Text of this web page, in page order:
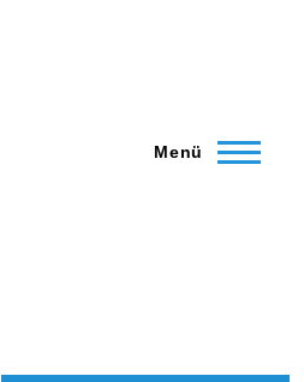
Menü